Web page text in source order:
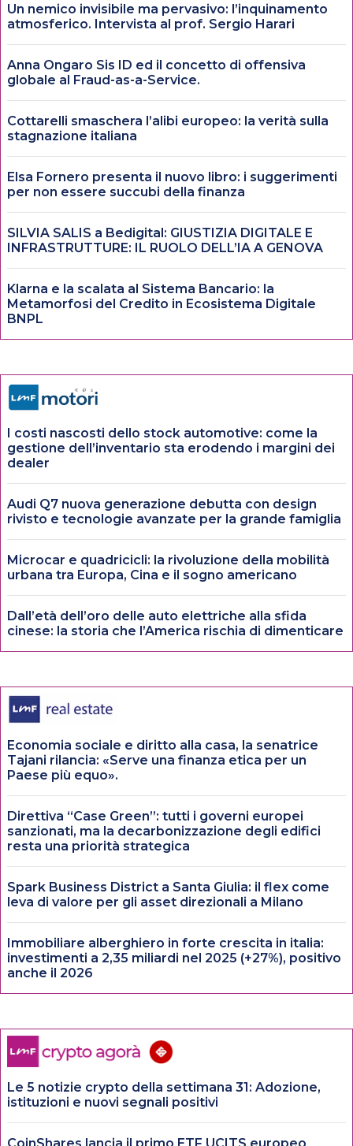
Un nemico invisibile ma pervasivo: l’inquinamento
atmosferico. Intervista al prof. Sergio Harari
Anna Ongaro Sis ID ed il concetto di offensiva
globale al Fraud-as-a-Service.
Cottarelli smaschera l’alibi europeo: la verità sulla
stagnazione italiana
Elsa Fornero presenta il nuovo libro: i suggerimenti
per non essere succubi della finanza
SILVIA SALIS a Bedigital: GIUSTIZIA DIGITALE E
INFRASTRUTTURE: IL RUOLO DELL’IA A GENOVA
Klarna e la scalata al Sistema Bancario: la
Metamorfosi del Credito in Ecosistema Digitale
BNPL
I costi nascosti dello stock automotive: come la
gestione dell’inventario sta erodendo i margini dei
dealer
Audi Q7 nuova generazione debutta con design
rivisto e tecnologie avanzate per la grande famiglia
Microcar e quadricicli: la rivoluzione della mobilità
urbana tra Europa, Cina e il sogno americano
Dall’età dell’oro delle auto elettriche alla sfida
cinese: la storia che l’America rischia di dimenticare
Economia sociale e diritto alla casa, la senatrice
Tajani rilancia: «Serve una finanza etica per un
Paese più equo».
Direttiva “Case Green”: tutti i governi europei
sanzionati, ma la decarbonizzazione degli edifici
resta una priorità strategica
Spark Business District a Santa Giulia: il flex come
leva di valore per gli asset direzionali a Milano
Immobiliare alberghiero in forte crescita in italia:
investimenti a 2,35 miliardi nel 2025 (+27%), positivo
anche il 2026
Le 5 notizie crypto della settimana 31: Adozione,
istituzioni e nuovi segnali positivi
CoinShares lancia il primo ETF UCITS europeo